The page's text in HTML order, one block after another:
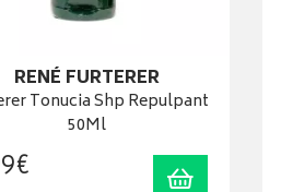
RENÉ FURTERER
Tonucia Shp Repulpant
50Ml
€ Ajouter au